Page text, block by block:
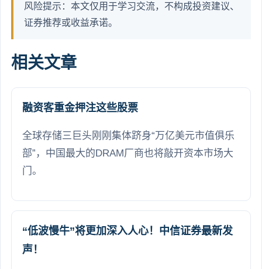
风险提示：本文仅用于学习交流，不构成投资建议、
证券推荐或收益承诺。
相关文章
融资客重金押注这些股票
全球存储三巨头刚刚集体跻身“万亿美元市值俱乐
部”，中国最大的DRAM厂商也将敲开资本市场大
门。
“低波慢牛”将更加深入人心！中信证券最新发
声！